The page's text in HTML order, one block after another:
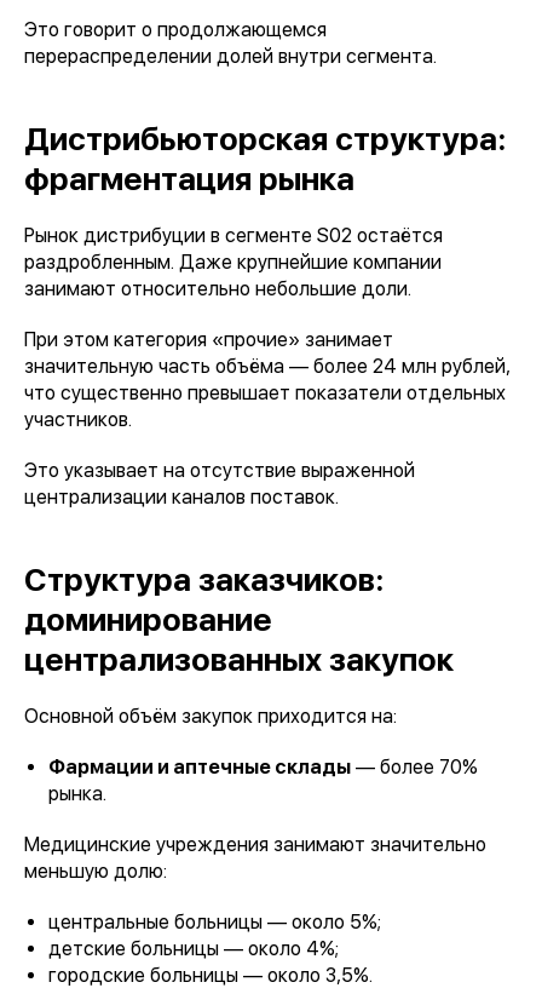
Это говорит о продолжающемся
перераспределении долей внутри сегмента.
Дистрибьюторская структура:
фрагментация рынка
Рынок дистрибуции в сегменте S02 остаётся
раздробленным. Даже крупнейшие компании
занимают относительно небольшие доли.
При этом категория «прочие» занимает
значительную часть объёма — более 24 млн рублей,
что существенно превышает показатели отдельных
участников.
Это указывает на отсутствие выраженной
централизации каналов поставок.
Структура заказчиков:
доминирование
централизованных закупок
Основной объём закупок приходится на:
Фармации и аптечные склады — более 70%
рынка.
Медицинские учреждения занимают значительно
меньшую долю:
центральные больницы — около 5%;
детские больницы — около 4%;
городские больницы — около 3,5%.